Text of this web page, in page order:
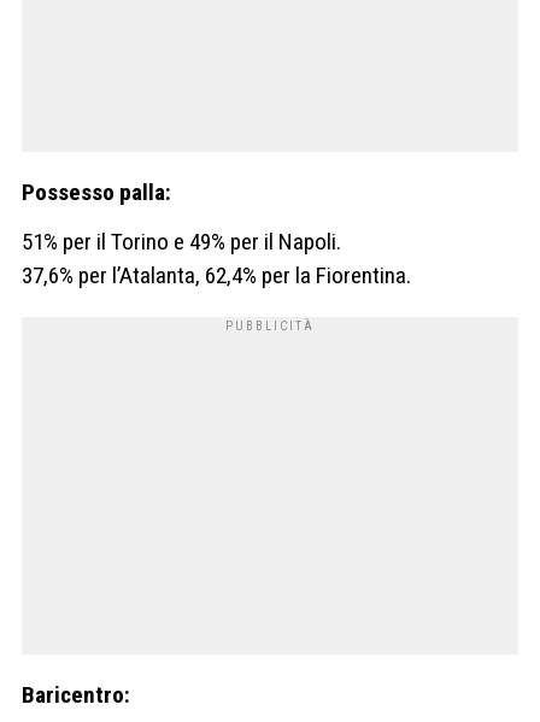
Possesso palla:
51% per il Torino e 49% per il Napoli.
37,6% per l’Atalanta, 62,4% per la Fiorentina.
Baricentro: